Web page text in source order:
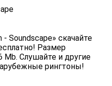
- Soundscape» скачайте
Размер
Mb. Слушайте и другие
рингтоны!